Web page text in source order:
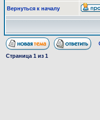
Вернуться к началу
Страница 1 из 1